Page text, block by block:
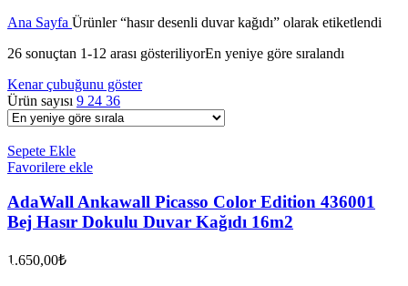
Ana Sayfa Ürünler “hasır desenli duvar kağıdı” olarak etiketlendi
26 sonuçtan 1-12 arası gösteriliyorEn yeniye göre sıralandı
Kenar çubuğunu göster
Ürün sayısı 9 24 36
Sepete Ekle
Favorilere ekle
AdaWall Ankawall Picasso Color Edition 436001
Bej Hasır Dokulu Duvar Kağıdı 16m2
1.650,00₺